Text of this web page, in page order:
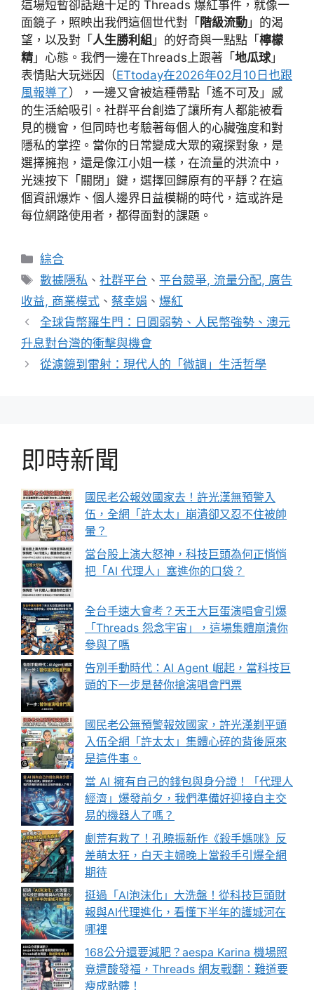
這場短暫卻話題十足的 Threads 爆紅事件，就像一
面鏡子，照映出我們這個世代對「 階級流動 」的渴
望，以及對「 人生勝利組 」的好奇與一點點「 檸檬
精 」心態。我們一邊在Threads上跟著「 地瓜球」
表情貼大玩迷因（ETtoday在2026年02月10日也跟
風報導了），一邊又會被這種帶點「遙不可及」感
的生活給吸引。社群平台創造了讓所有人都能被看
見的機會，但同時也考驗著每個人的心臟強度和對
隱私的掌控。當你的日常變成大眾的窺探對象，是
選擇擁抱，還是像江小姐一樣，在流量的洪流中，
光速按下「關閉」鍵，選擇回歸原有的平靜？在這
個資訊爆炸、個人邊界日益模糊的時代，這或許是
每位網路使用者，都得面對的課題。
分
類
綜合
標
籤
數據隱私 、社群平台 、平台競爭, 流量分配, 廣告
收益, 商業模式 、 蔡幸娟 、 爆紅
全球貨幣羅生門：日圓弱勢、人民幣強勢、澳元
升息對台灣的衝擊與機會
從濾鏡到雷射：現代人的「微調」生活哲學
即時新聞
國民老公報效國家去！許光漢無預警入
伍，全網「許太太」崩潰卻又忍不住被帥
暈？
當台股上演大怒神，科技巨頭為何正悄悄
把「AI 代理人」塞進你的口袋？
全台手速大會考？天王大巨蛋演唱會引爆
「Threads 怨念宇宙」，這場集體崩潰你
參與了嗎
告別手動時代：AI Agent 崛起，當科技巨
頭的下一步是替你搶演唱會門票
國民老公無預警報效國家，許光漢剃平頭
入伍全網「許太太」集體心碎的背後原來
是這件事。
當 AI 擁有自己的錢包與身分證！「代理人
經濟」爆發前夕，我們準備好迎接自主交
易的機器人了嗎？
劇荒有救了！孔曉振新作《殺手媽咪》反
差萌太狂，白天主婦晚上當殺手引爆全網
期待
挺過「AI泡沫化」大洗盤！從科技巨頭財
報與AI代理進化，看懂下半年的護城河在
哪裡
168公分還要減肥？aespa Karina 機場照
竟遭酸發福，Threads 網友戰翻：難道要
瘦成骷髏！